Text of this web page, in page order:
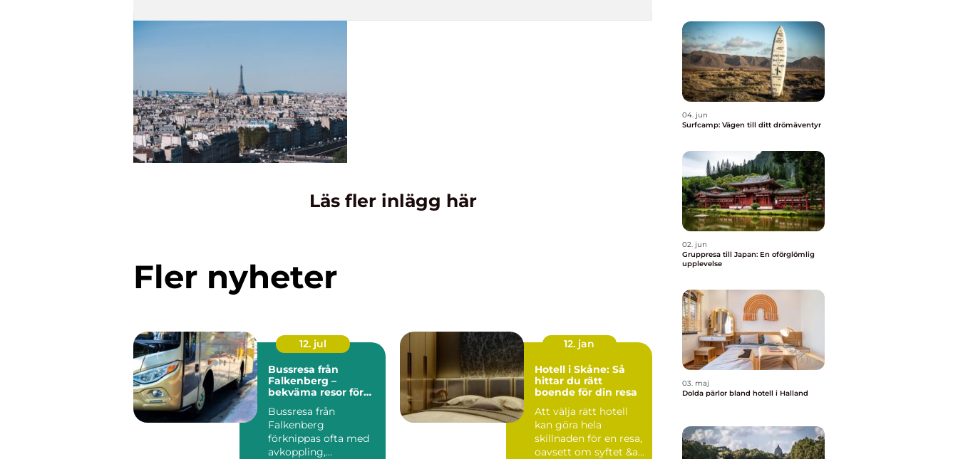
Läs fler inlägg här
Fler nyheter
12. jul
Bussresa från
Falkenberg –
bekväma resor för
Bussresa från
Falkenberg
förknippas ofta med
avkoppling,
12. jan
Hotell i Skåne: Så
hittar du rätt
boende för din resa
Att välja rätt hotell
kan göra hela
skillnaden för en resa,
oavsett om syftet &a...
04. jun
Surfcamp: Vägen till ditt drömäventyr
02. jun
Gruppresa till Japan: En oförglömlig
upplevelse
03. maj
Dolda pärlor bland hotell i Halland